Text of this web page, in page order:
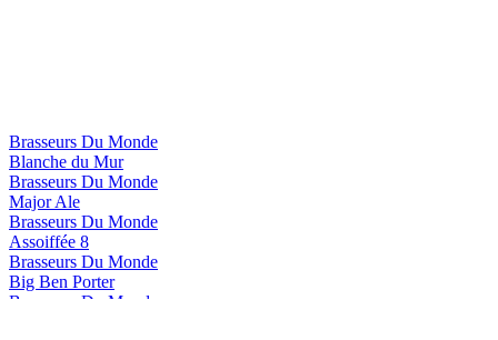
Brasseurs Du Monde
Blanche du Mur
Brasseurs Du Monde
Major Ale
Brasseurs Du Monde
Assoiffée 8
Brasseurs Du Monde
Big Ben Porter
Brasseurs Du Monde